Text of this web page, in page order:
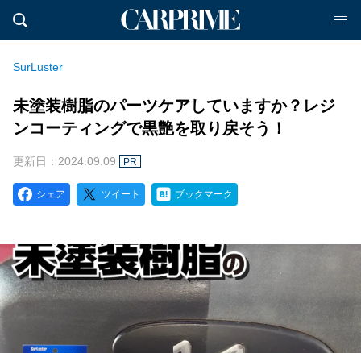
SurLuster
未塗装樹脂のパーツケアしていますか？レジ
ンコーティングで黒艶を取り戻そう！
更新日：2024.09.09 PR
シェア ツイート ブックマーク